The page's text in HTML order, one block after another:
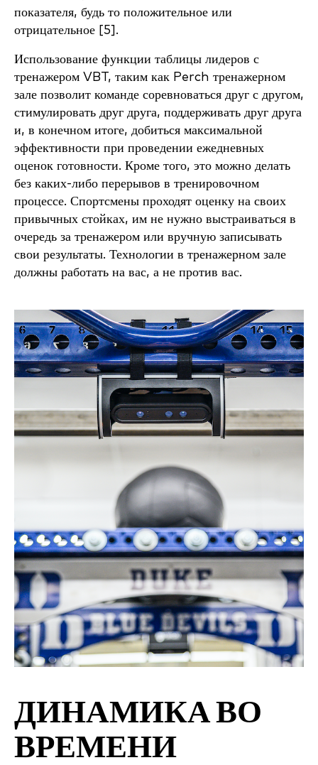
показателя, будь то положительное или
отрицательное [5].
Использование функции таблицы лидеров с
тренажером VBT, таким как Perch тренажерном
зале позволит команде соревноваться друг с другом,
стимулировать друг друга, поддерживать друг друга
и, в конечном итоге, добиться максимальной
эффективности при проведении ежедневных
оценок готовности. Кроме того, это можно делать
без каких-либо перерывов в тренировочном
процессе. Спортсмены проходят оценку на своих
привычных стойках, им не нужно выстраиваться в
очередь за тренажером или вручную записывать
свои результаты. Технологии в тренажерном зале
должны работать на вас, а не против вас.
ДИНАМИКА ВО
ВРЕМЕНИ